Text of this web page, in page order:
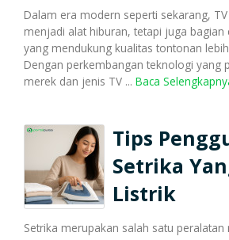
Dalam era modern seperti sekarang,
menjadi alat hiburan, tetapi juga bagian
yang mendukung kualitas tontonan
Dengan perkembangan teknologi yang
merek dan jenis TV ... Baca
Tips
Setrika
Listrik
Setrika merupakan salah satu